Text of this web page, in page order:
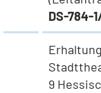
DS-784-
9